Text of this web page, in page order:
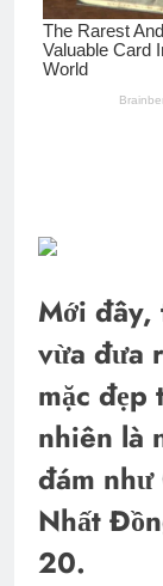
Mới
vừa đưa
mặc đẹp
nhiên là
đám như
Nhất
20.